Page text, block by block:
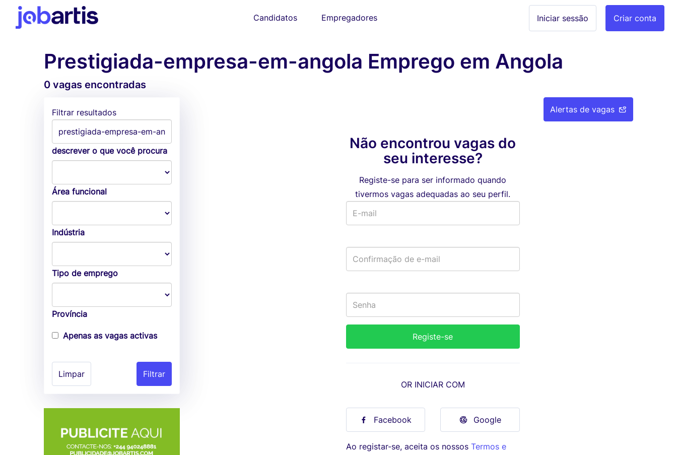
Candidatos Empregadores Criar conta
Iniciar sessão
Prestigiada-empresa-em-angola Emprego em Angola
0 vagas encontradas
Alertas de vagas
Filtrar resultados
descrever o que você procura
Área funcional
Indústria
Tipo de emprego
Província
Apenas as vagas activas
Limpar
Não encontrou vagas do
seu interesse?
Registe-se para ser informado quando
tivermos vagas adequadas ao seu perfil.
OR INICIAR COM
Facebook Google
Ao registar-se, aceita os nossos Termos e